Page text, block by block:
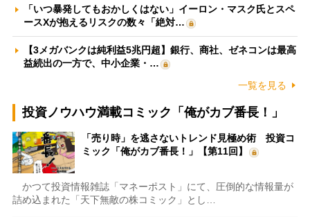
「いつ暴発してもおかしくはない」イーロン・マスク氏とスペ
ースXが抱えるリスクの数々「絶対…
【3メガバンクは純利益5兆円超】銀行、商社、ゼネコンは最高
益続出の一方で、中小企業・…
一覧を見る
投資ノウハウ満載コミック「俺がカブ番長！」
「売り時」を逃さないトレンド見極め術 投資コ
ミック「俺がカブ番長！」【第11回】
かつて投資情報雑誌「マネーポスト」にて、圧倒的な情報量が
詰め込まれた「天下無敵の株コミック」とし…